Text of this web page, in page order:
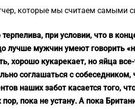
которые мы считаем самыми
при условии, что в
лучше мужчин умеют говорить
хорошо кукарекает, но яйца
соглашаться с
наших забот касается того,
пор, пока не устану. А пока